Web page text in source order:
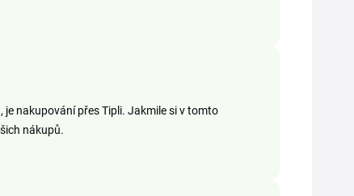
nakupování přes Tipli. Jakmile si v tomto
nákupů.